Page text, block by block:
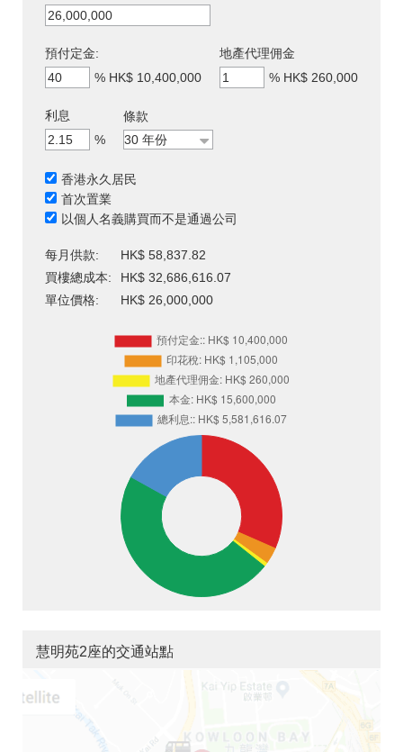
預付定金:
% HK$ 10,400,000
地產代理佣金
% HK$ 260,000
利息
%
條款
香港永久居民
首次置業
以個人名義購買而不是通過公司
每月供款:
HK$ 58,837.82
買樓總成本:
HK$ 32,686,616.07
單位價格:
HK$ 26,000,000
慧明苑2座的交通站點